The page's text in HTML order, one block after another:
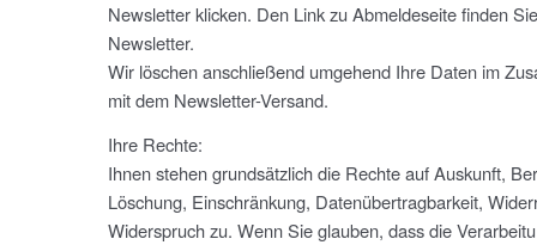
Newsletter klicken. Den Link zu Abmeldeseite finden
Newsletter.
Wir löschen anschließend umgehend Ihre Daten im
mit dem Newsletter-Versand.
Ihre Rechte:
Ihnen stehen grundsätzlich die Rechte auf Auskunft,
Löschung, Einschränkung, Datenübertragbarkeit,
Widerspruch zu. Wenn Sie glauben, dass die